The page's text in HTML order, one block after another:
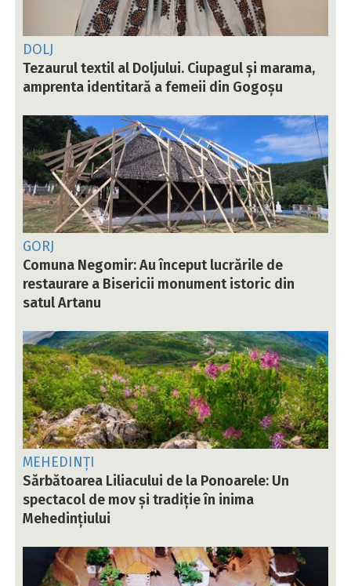
DOLJ
Tezaurul textil al Doljului. Ciupagul și marama,
amprenta identitară a femeii din Gogoșu
GORJ
Comuna Negomir: Au început lucrările de
restaurare a Bisericii monument istoric din
satul Artanu
MEHEDINȚI
Sărbătoarea Liliacului de la Ponoarele: Un
spectacol de mov și tradiție în inima
Mehedințiului